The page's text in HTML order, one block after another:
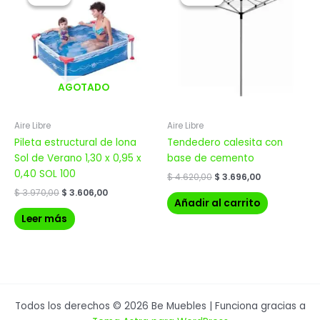
AGOTADO
Aire Libre
Pileta estructural de lona
Sol de Verano 1,30 x 0,95 x
0,40 SOL 100
$3.970,00
era:
$ 3.970,00.
$ 3.606,00
$ 3.606,00.
Leer más
Aire Libre
Tendedero calesita con
base de cemento
$4.620,00
era:
$ 3.696,00
Añadir al carrito
Todos los derechos © 2026 Be Muebles | Funciona gracias a